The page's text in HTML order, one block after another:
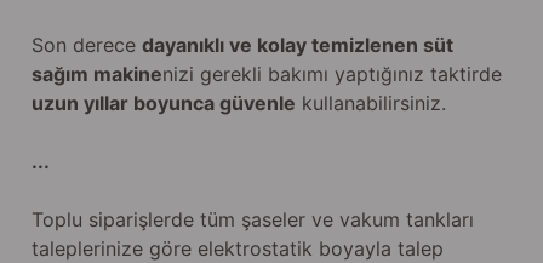
Son derece dayanıklı ve kolay temizlenen süt
sağım makinenizi gerekli bakımı yaptığınız taktirde
uzun yıllar boyunca güvenle kullanabilirsiniz.
...
Toplu siparişlerde tüm şaseler ve vakum tankları
taleplerinize göre elektrostatik boyayla talep